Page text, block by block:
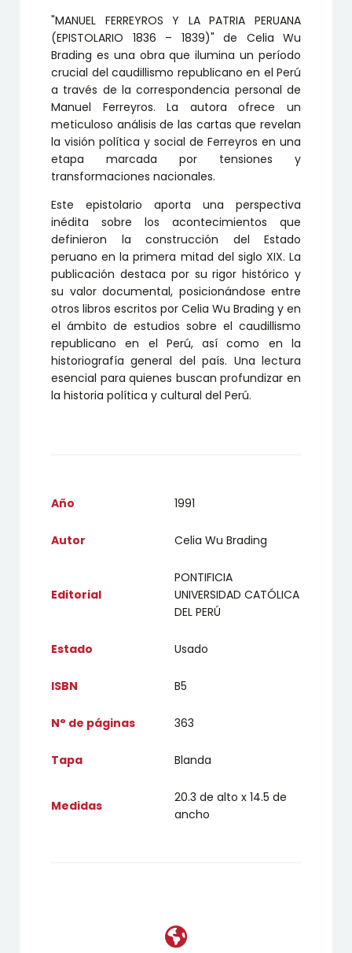
–
1839)
cantidad
"MANUEL FERREYROS Y LA PATRIA PERUANA
(EPISTOLARIO 1836 – 1839)" de Celia Wu
Brading es una obra que ilumina un período
crucial del caudillismo republicano en el Perú
a través de la correspondencia personal de
Manuel Ferreyros. La autora ofrece un
meticuloso análisis de las cartas que revelan
la visión política y social de Ferreyros en una
etapa marcada por tensiones y
transformaciones nacionales.
Este epistolario aporta una perspectiva
inédita sobre los acontecimientos que
definieron la construcción del Estado
peruano en la primera mitad del siglo XIX. La
publicación destaca por su rigor histórico y
su valor documental, posicionándose entre
otros libros escritos por Celia Wu Brading y en
el ámbito de estudios sobre el caudillismo
republicano en el Perú, así como en la
historiografía general del país. Una lectura
esencial para quienes buscan profundizar en
la historia política y cultural del Perú.
Año 1991
Autor Celia Wu Brading
Editorial
PONTIFICIA
UNIVERSIDAD CATÓLICA
DEL PERÚ
Estado Usado
ISBN B5
N° de páginas 363
Tapa Blanda
Medidas
20.3 de alto x 14.5 de
ancho